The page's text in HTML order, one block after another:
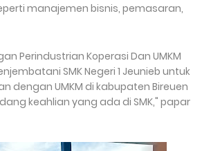
manajemen bisnis, pemasaran,
Perindustrian Koperasi Dan UMKM
SMK Negeri 1 Jeunieb untuk
dengan UMKM di kabupaten Bireuen
keahlian yang ada di SMK," papar